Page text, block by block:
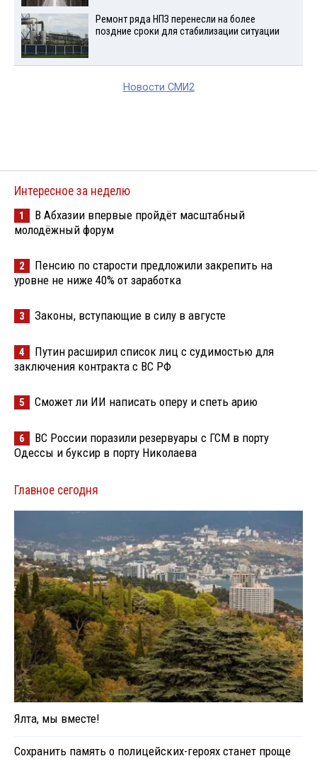
Ремонт ряда НПЗ перенесли на более
поздние сроки для стабилизации ситуации
Новости СМИ2
Интересное за неделю
1
В Абхазии впервые пройдёт масштабный
молодёжный форум
2
Пенсию по старости предложили закрепить на
уровне не ниже 40% от заработка
3 Законы, вступающие в силу в августе
4
Путин расширил список лиц с судимостью для
заключения контракта с ВС РФ
5 Сможет ли ИИ написать оперу и спеть арию
6
ВС России поразили резервуары с ГСМ в порту
Одессы и буксир в порту Николаева
Главное сегодня
Ялта, мы вместе!
Сохранить память о полицейских-героях станет проще